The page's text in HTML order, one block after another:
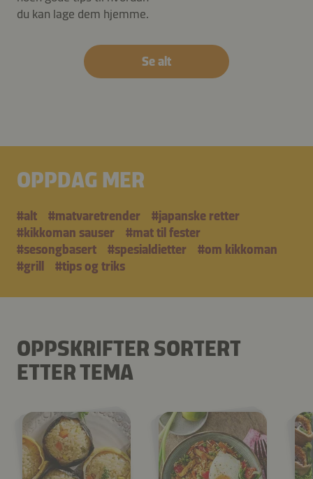
du kan lage dem hjemme.
Se alt
OPPDAG MER
#alt #matvaretrender
#japanske retter
#kikkoman sauser
#mat til fester
#sesongbasert
#spesialdietter
#om kikkoman
#grill
#tips og triks
OPPSKRIFTER SORTERT
ETTER TEMA